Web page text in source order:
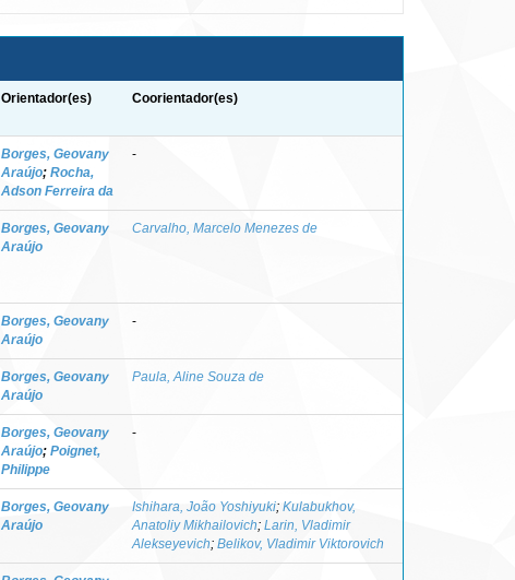
Orientador(es) Coorientador(es)
Borges, Geovany
Araújo; Rocha,
Adson Ferreira da
-
Borges, Geovany
Araújo
Carvalho, Marcelo Menezes de
Borges, Geovany
Araújo
-
Borges, Geovany
Araújo
Paula, Aline Souza de
Borges, Geovany
Araújo; Poignet,
Philippe
-
Borges, Geovany
Araújo
Ishihara, João Yoshiyuki; Kulabukhov,
Anatoliy Mikhailovich; Larin, Vladimir
Alekseyevich; Belikov, Vladimir Viktorovich